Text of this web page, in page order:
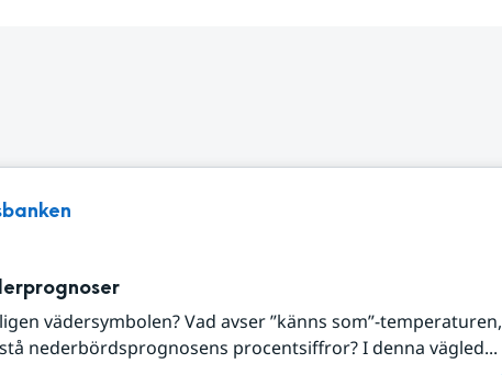
vädersymbolen? Vad avser ”känns som”-temperaturen,
nederbördsprognosens procentsiffror? I denna vägled...